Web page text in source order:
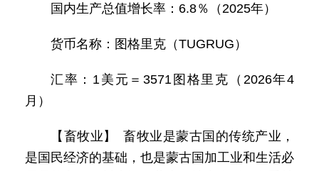
国内生产总值增长率：6.8％（2025年）
货币名称：图格里克（TUGRUG）
汇率：1美元＝3571图格里克（2026年4
月）
【畜牧业】 畜牧业是蒙古国的传统产业，
是国民经济的基础，也是蒙古国加工业和生活必